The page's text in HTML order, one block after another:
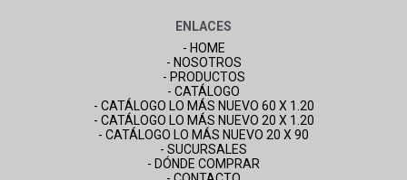
ENLACES
- HOME
- NOSOTROS
- PRODUCTOS
- CATÁLOGO
- CATÁLOGO LO MÁS NUEVO 60 X 1.20
- CATÁLOGO LO MÁS NUEVO 20 X 1.20
- CATÁLOGO LO MÁS NUEVO 20 X 90
- SUCURSALES
- DÓNDE COMPRAR